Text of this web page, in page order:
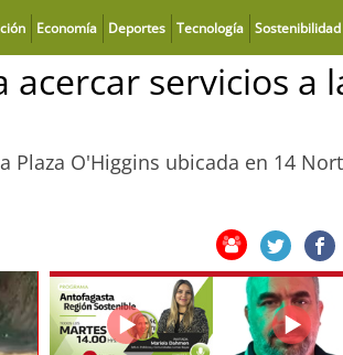
Economía Deportes Tecnología Sostenibilidad
servicios a
Plaza O'Higgins ubicada en 14